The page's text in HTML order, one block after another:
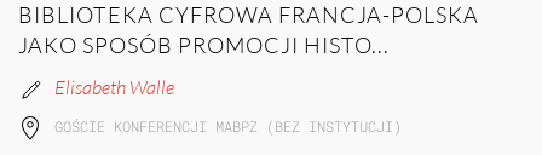
BIBLIOTEKA CYFROWA FRANCJA-POLSKA
JAKO SPOSÓB PROMOCJI HISTO...
Elisabeth Walle
GOŚCIE KONFERENCJI MABPZ (BEZ INSTYTUCJI)